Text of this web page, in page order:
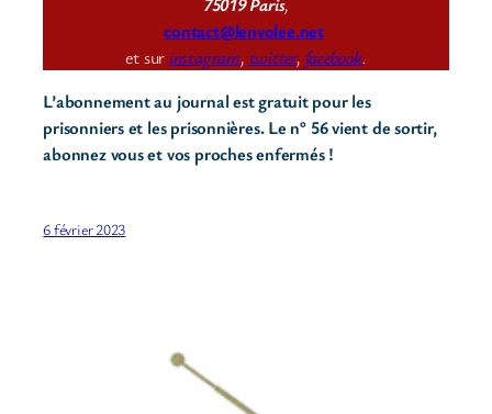
contact@lenvolee.net
et sur instagram, twitter, facebook.
L’abonnement au journal est gratuit pour les
prisonniers et les prisonnières. Le n° 56 vient de sortir,
abonnez vous et vos proches enfermés !
6 février 2023